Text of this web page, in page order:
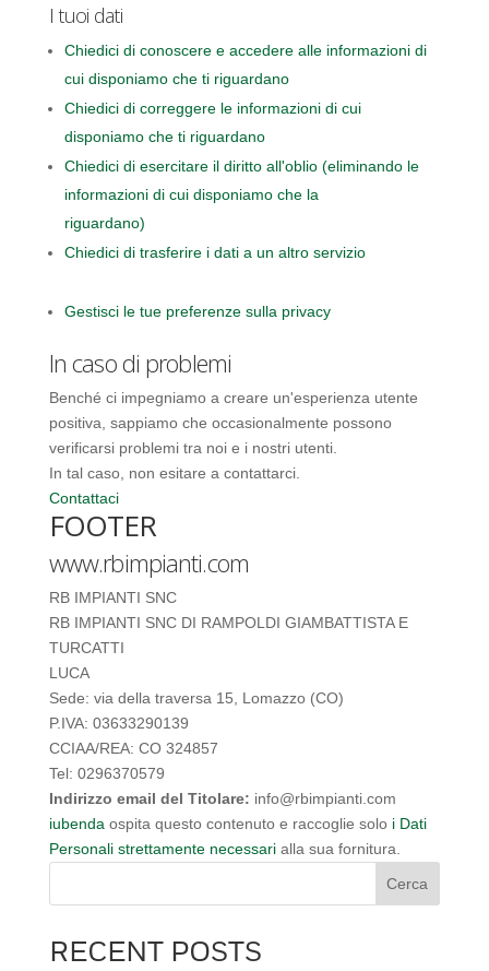
I tuoi dati
Chiedici di conoscere e accedere alle informazioni di
cui disponiamo che ti riguardano
Chiedici di correggere le informazioni di cui
disponiamo che ti riguardano
Chiedici di esercitare il diritto all'oblio (eliminando le
informazioni di cui disponiamo che la
riguardano)
Chiedici di trasferire i dati a un altro servizio
Gestisci le tue preferenze sulla privacy
In caso di problemi
Benché ci impegniamo a creare un'esperienza utente
positiva, sappiamo che occasionalmente possono
verificarsi problemi tra noi e i nostri utenti.
In tal caso, non esitare a contattarci.
Contattaci
FOOTER
www.rbimpianti.com
RB IMPIANTI SNC
RB IMPIANTI SNC DI RAMPOLDI GIAMBATTISTA E
TURCATTI
LUCA
Sede: via della traversa 15, Lomazzo (CO)
P.IVA: 03633290139
CCIAA/REA: CO 324857
Tel: 0296370579
Indirizzo email del Titolare: info@rbimpianti.com
iubenda ospita questo contenuto e raccoglie solo i Dati
Personali strettamente necessarialla sua fornitura.
Cerca
RECENT POSTS